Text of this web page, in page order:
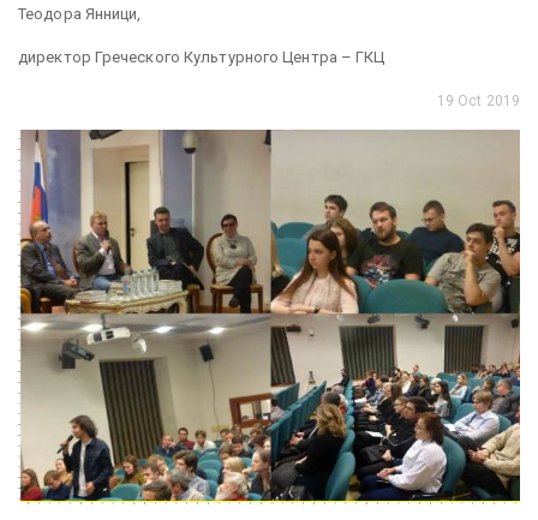
Теодора Янници,
директор Греческого Культурного Центра – ГКЦ
19 Oct 2019